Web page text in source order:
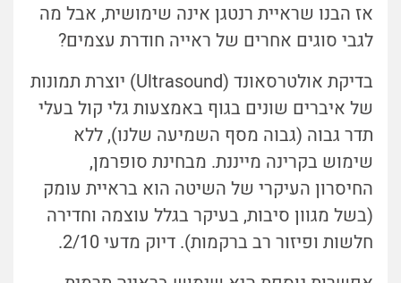
אז הבנו שראיית רנטגן אינה שימושית, אבל מה
לגבי סוגים אחרים של ראייה חודרת עצמים?
בדיקת אולטרסאונד (Ultrasound) יוצרת תמונות
של איברים שונים בגוף באמצעות גלי קול בעלי
תדר גבוה (גבוה מסף השמיעה שלנו), ללא
שימוש בקרינה מייננת. מבחינת סופרמן,
החיסרון העיקרי של השיטה הוא בראיית עומק
(בשל מגוון סיבות, בעיקר בגלל עוצמה וחדירה
חלשות ופיזור רב ברקמות). דיוק מדעי 2/10.